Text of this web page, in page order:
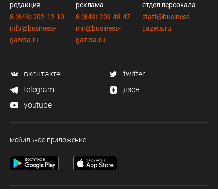
редакция
8 (843) 202-12-10
info@business-
gazeta.ru
реклама
8 (843) 203-48-47
mir@business-
gazeta.ru
отдел персонала
staff@business-
gazeta.ru
вконтакте
twitter
telegram
дзен
youtube
мобильное приложение